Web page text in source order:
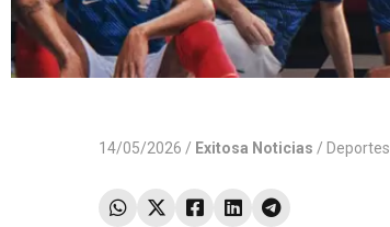
14/05/2026 / Exitosa Noticias / Deportes